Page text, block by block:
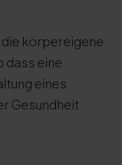
die körpereigene
dass eine
eines
Gesundheit